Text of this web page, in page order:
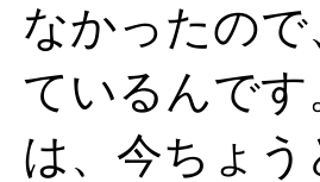
なかったの
ているんで
は、今ちょ